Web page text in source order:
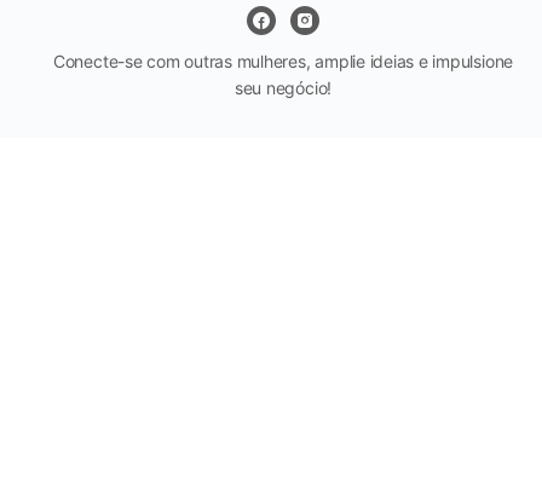
Conecte-se com outras mulheres, amplie ideias e impulsione
seu negócio!